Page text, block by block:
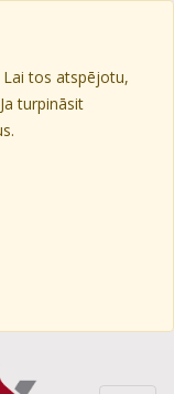
tos atspējotu,
turpināsit